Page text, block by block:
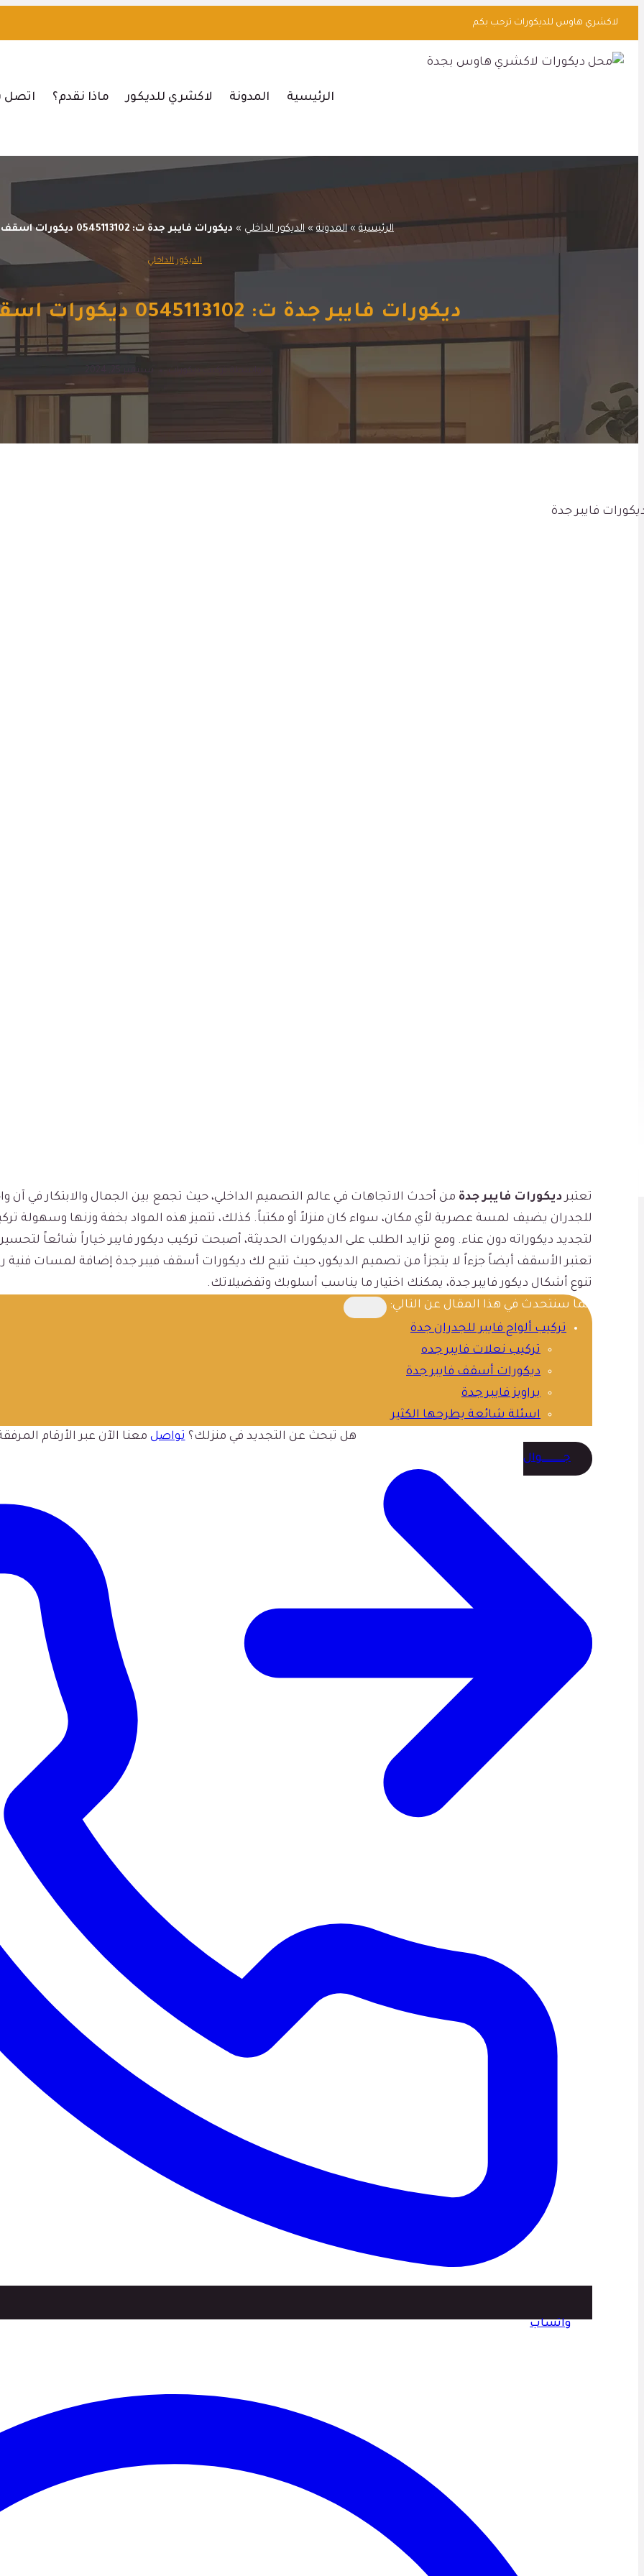
التجاوز
إلى
المحتوى
لاكشري هاوس للديكورات ترحب بكم
الرئيسية المدونة لاكشري للديكور ماذا نقدم؟ اتصل
الرئيسية» المدونة» الديكور الداخلي » ديكورات فايبر جدة ت: 0545113102 ديكورات اسقف فيبر جدة
الديكور الداخلي
ديكورات فايبر جدة ت: 0545113102 ديكورات اسقف فيبر جدة
سبتمبر 25, 2024
تعتبرديكورات فايبر جدة من أحدث الاتجاهات في عالم التصميم الداخلي، حيث تجمع بين الجمال والابتكار في آن
للجدران يضيف لمسة عصرية لأي مكان، سواء كان منزلاً أو مكتباً. كذلك، تتميز هذه المواد بخفة وزنها وسهولة
لتجديد ديكوراته دون عناء. ومع تزايد الطلب على الديكورات الحديثة، أصبحت تركيب ديكور فايبر خياراً شائعاً
تعتبر الأسقف أيضاً جزءاً لا يتجزأ من تصميم الديكور، حيث تتيح لك ديكورات أسقف فيبر جدة إضافة لمسات
تنوع أشكال ديكور فايبر جدة، يمكنك اختيار ما يناسب أسلوبك وتفضيلاتك.
كما سنتحدث في هذا المقال عن التالي:
تركيب ألواح فايبر للجدران جدة
تركيب نعلات فايبر جده
ديكورات أسقف فايبر جدة
براويز فايبر جدة
اسئلة شائعة يطرحها الكثير
هل تبحث عن التجديد في منزلك؟تواصل معنا الآن عبر الأرقام
جــــــــــوال
واتساب